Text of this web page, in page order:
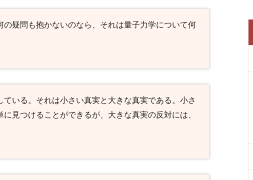
の疑問も抱かないのなら、それは量子力学について何
いる。それは小さい真実と大きな真実である。小さ
見つけることができるが、大きな真実の反対には、